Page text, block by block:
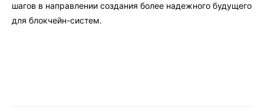
шагов в направлении создания более надежного будущего
для блокчейн-систем.